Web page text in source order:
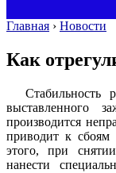
Главная › Новости
Как
Стабильность
выставленного
производится
приводит к сбоям
этого, при
нанести